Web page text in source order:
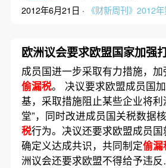
2012年6月21日 · 《财新周刊》2012
欧洲议会要求欧盟国家加强
成员国进一步采取有力措施，
偷漏税。 决议要求欧盟成员国
基，采取措施阻止某些企业将利
堂”，同时改进成员国关税数据
税行为。决议还要求欧盟成员国
确定义达成共识，共同制定偷漏
洲议会还要求欧盟不得给予违